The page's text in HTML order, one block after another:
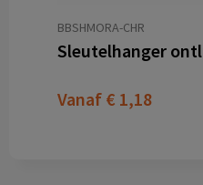
BBSHMORA-CHR
Sleutelhanger
Vanaf € 1,18